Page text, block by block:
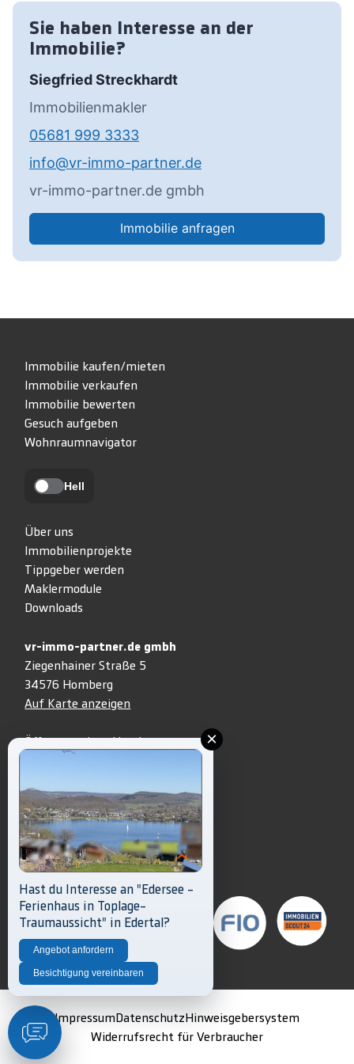
Sie haben Interesse an der
Immobilie?
Siegfried Streckhardt
Immobilienmakler
05681 999 3333
info@vr-immo-partner.de
vr-immo-partner.de gmbh
Immobilie anfragen
Immobilie kaufen/mieten
Immobilie verkaufen
Immobilie bewerten
Gesuch aufgeben
Wohnraumnavigator
Hell
Über uns
Immobilienprojekte
Tippgeber werden
Maklermodule
Downloads
vr-immo-partner.de gmbh
Ziegenhainer Straße 5
34576 Homberg
Auf Karte anzeigen
05681 999-3333
info@vr-immo-partner.de
Impressum Datenschutz Hinweisgebersystem
Widerrufsrecht für Verbraucher
×
Hast du Interesse an "Edersee -
Ferienhaus in Toplage-
Traumaussicht" in Edertal?
Angebot anfordern
Besichtigung vereinbaren